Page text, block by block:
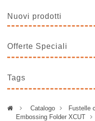
Nuovi prodotti
Offerte Speciali
Tags
> Catalogo > Fustelle
Embossing Folder XCUT >